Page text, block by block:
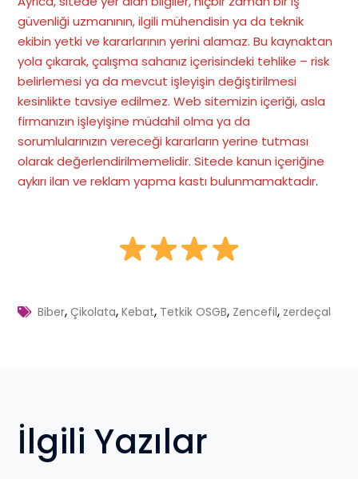
güvenliği uzmanının, ilgili mühendisin ya da teknik
ekibin yetki ve kararlarının yerini alamaz. Bu kaynaktan
yola çıkarak, çalışma sahanız içerisindeki tehlike – risk
belirlemesi ya da mevcut işleyişin değiştirilmesi
kesinlikte tavsiye edilmez. Web sitemizin içeriği, asla
firmanızın işleyişine müdahil olma ya da
sorumlularınızın vereceği kararların yerine tutması
olarak değerlendirilmemelidir. Sitede kanun içeriğine
aykırı ilan ve reklam yapma kastı bulunmamaktadır.
Biber,Çikolata,Kebat, Tetkik OSGB, Zencefil, zerdeçal
İlgili Yazılar